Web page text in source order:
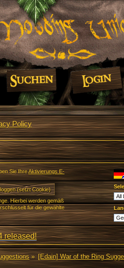
Policy
Sie IhreAktivierungs E-
Hierbei werden gemäß
für die gewählte
released!
» [Edain] War of the Ring